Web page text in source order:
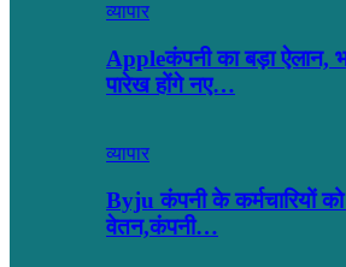
व्यापार
Appleकंपनी का बड़ा ऐलान,
पारेख होंगे नए…
व्यापार
Byju कंपनी के कर्मचारियों
वेतन,कंपनी…